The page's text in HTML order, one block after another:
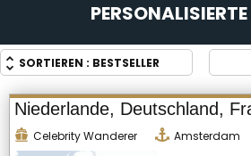
SORTIEREN : BESTSELLER
Celebrity Wanderer Amsterdam